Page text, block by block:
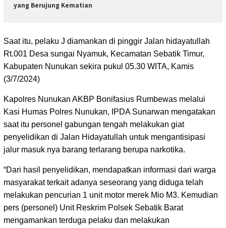
yang Berujung Kematian
Saat itu, pelaku J diamankan di pinggir Jalan hidayatullah
Rt.001 Desa sungai Nyamuk, Kecamatan Sebatik Timur,
Kabupaten Nunukan sekira pukul 05.30 WITA, Kamis
(3/7/2024)
Kapolres Nunukan AKBP Bonifasius Rumbewas melalui
Kasi Humas Polres Nunukan, IPDA Sunarwan mengatakan
saat itu personel gabungan tengah ‎melakukan giat
penyelidikan di Jalan Hidayatullah untuk mengantisipasi
jalur masuk nya barang terlarang berupa narkotika.
‎“Dari hasil penyelidikan, mendapatkan informasi dari warga
masyarakat terkait adanya seseorang yang diduga telah
melakukan pencurian 1 unit motor merek Mio M3. Kemudian
pers (personel) Unit Reskrim Polsek Sebatik Barat
mengamankan terduga pelaku dan melakukan